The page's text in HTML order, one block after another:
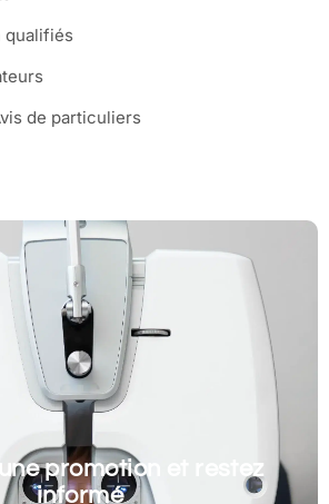
qualifiés
de particuliers
promotion et restez
informé